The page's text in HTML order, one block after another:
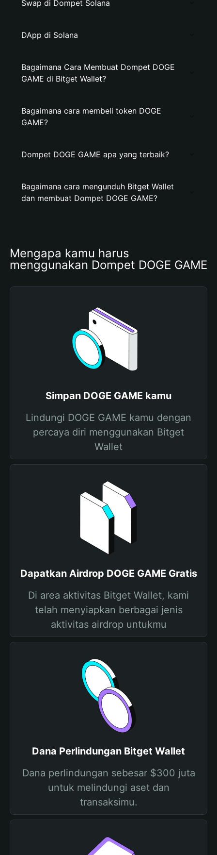
Swap di Dompet Solana
DApp di Solana
Bagaimana Cara Membuat Dompet DOGE
GAME di Bitget Wallet?
Bagaimana cara membeli token DOGE
GAME?
Dompet DOGE GAME apa yang terbaik?
Bagaimana cara mengunduh Bitget Wallet
dan membuat Dompet DOGE GAME?
Mengapa kamu harus
menggunakan Dompet DOGE GAME
Simpan DOGE GAME kamu
Lindungi DOGE GAME kamu dengan
percaya diri menggunakan Bitget
Wallet
Dapatkan Airdrop DOGE GAME Gratis
Di area aktivitas Bitget Wallet, kami
telah menyiapkan berbagai jenis
aktivitas airdrop untukmu
Dana Perlindungan Bitget Wallet
Dana perlindungan sebesar $300 juta
untuk melindungi aset dan
transaksimu.